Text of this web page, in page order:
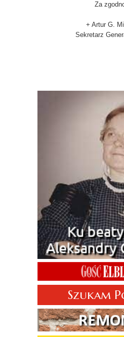
Za
+ Artur G.
Sekretarz
Szukam